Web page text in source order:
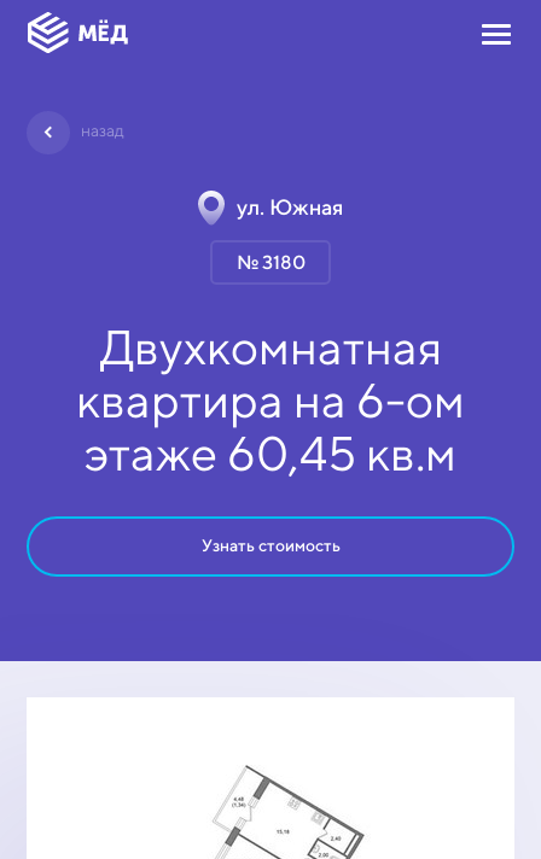
назад
ул. Южная
№ 3180
Двухкомнатная
квартира на 6-ом
этаже 60,45 кв.м
Узнать стоимость